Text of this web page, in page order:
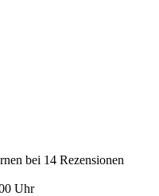
bei 14 Rezensionen
Uhr